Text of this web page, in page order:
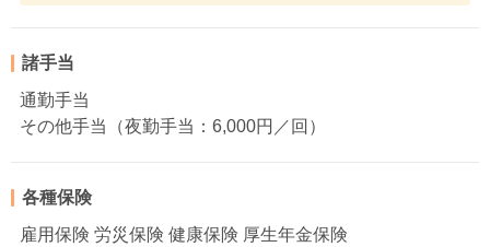
諸手当
通勤手当
その他手当（夜勤手当：6,000円／回）
各種保険
雇用保険 労災保険 健康保険 厚生年金保険